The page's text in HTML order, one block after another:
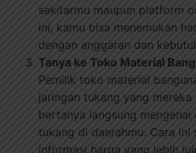
sekitarmu maupun platform
ini, kamu bisa menemukan
dengan anggaran dan
Tanya ke Toko Material
Pemilik toko material
jaringan tukang yang mereka
bertanya langsung mengenai
tukang di daerahmu. Cara ini
informasi harga yang lebih